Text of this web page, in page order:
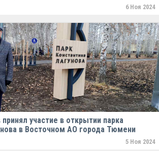
6 Ноя 2024
участие в открытии парка
в Восточном АО города Тюмени
5 Ноя 2024